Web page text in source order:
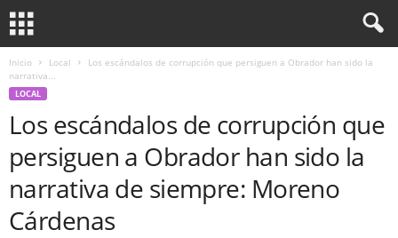
Inicio Local
Los escándalos de corrupción que persiguen a Obrador han sido la
narrativa...
LOCAL
Los escándalos de corrupción que
persiguen a Obrador han sido la
narrativa de siempre: Moreno
Cárdenas